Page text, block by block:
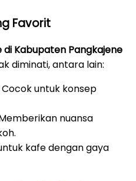
Favorit
di Kabupaten Pangkajene
diminati, antara lain:
Cocok untuk konsep
nuansa
kafe dengan gaya